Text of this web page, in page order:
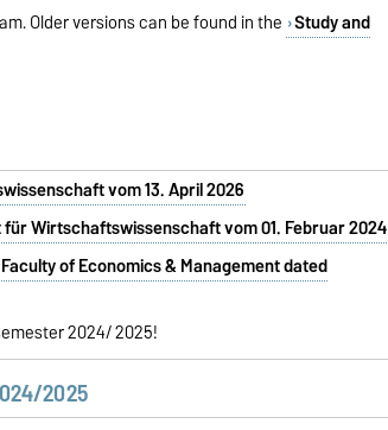
Older versions can be found in the Study and
vom 13. April 2026
Wirtschaftswissenschaft vom 01. Februar 2024
of Economics & Management dated
2024/ 2025!
2025